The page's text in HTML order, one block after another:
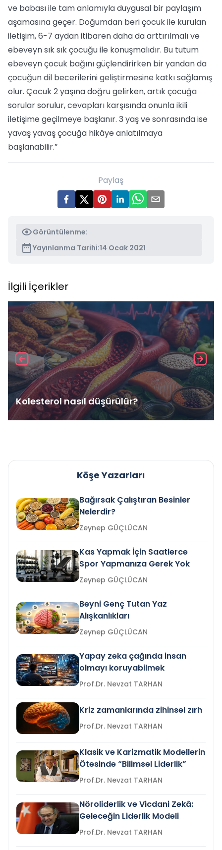
ve babası ile tam anlamıyla duygusal bir paylaşım
aşamasına geçer. Doğumdan beri çocuk ile kurulan
iletişim, 6-7 aydan itibaren daha da arttırılmalı ve
ebeveyn sık sık çocuğu ile konuşmalıdır. Bu tutum
ebeveyn çocuk bağını güçlendirirken bir yandan da
çocuğun dil becerilerini geliştirmesine katkı sağlamış
olur. Çocuk 2 yaşına doğru gelirken, artık çocuğa
sorular sorulur, cevapları karşısında onunla ikili
iletişime geçilmeye başlanır. 3 yaş ve sonrasında ise
yavaş yavaş çocuğa hikâye anlatılmaya
başlanabilir.”
Paylaş
Görüntülenme:
Yayınlanma Tarihi:14 Ocak 2021
İlgili İçerikler
Kolesterol nasıl düşürülür?
Köşe Yazarları
Bağırsak Çalıştıran Besinler
Nelerdir?
Zeynep GÜÇLÜCAN
Kas Yapmak İçin Saatlerce
Spor Yapmanıza Gerek Yok
Zeynep GÜÇLÜCAN
Beyni Genç Tutan Yaz
Alışkanlıkları
Zeynep GÜÇLÜCAN
Yapay zeka çağında insan
olmayı koruyabilmek
Prof.Dr. Nevzat TARHAN
Kriz zamanlarında zihinsel zırh
Prof.Dr. Nevzat TARHAN
Klasik ve Karizmatik Modellerin
Ötesinde “Bilimsel Liderlik”
Prof.Dr. Nevzat TARHAN
Nöroliderlik ve Vicdani Zekâ:
Geleceğin Liderlik Modeli
Prof.Dr. Nevzat TARHAN